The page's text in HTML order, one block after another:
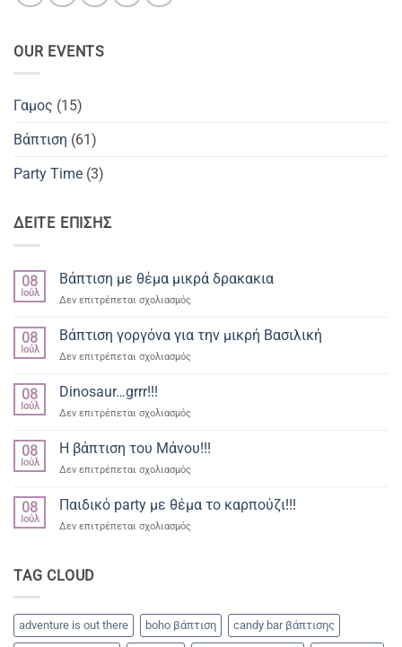
OUR EVENTS
Γαμος (15)
Βάπτιση (61)
Party Time (3)
ΔΕΙΤΕ ΕΠΙΣΗΣ
08
Ιούλ
Βάπτιση με θέμα μικρά δρακακια
Δεν επιτρέπεται σχολιασμόςστο
με
θέμα
μικρά
08
Ιούλ
Βάπτιση γοργόνα για την μικρή Βασιλική
Δεν επιτρέπεται σχολιασμόςστο
την
Βασιλική
08
Ιούλ
Dinosaur…grrr!!!
Δεν επιτρέπεται σχολιασμόςστο
grrr!!!
08
Ιούλ
Η βάπτιση του Μάνου!!!
Δεν επιτρέπεται σχολιασμόςστο
βάπτιση
Μάνου!!!
08
Ιούλ
Παιδικό party με θέμα το καρπούζι!!!
Δεν επιτρέπεται σχολιασμόςστο
καρπούζι!!!
TAG CLOUD
adventure is out there boho βάπτιση candy bar βάπτισης